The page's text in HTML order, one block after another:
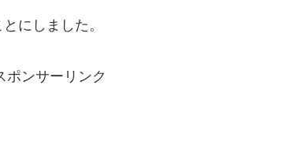
にしました。
ポンサーリンク